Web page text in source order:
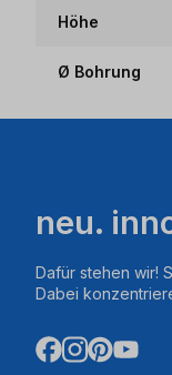
Höhe
Ø Bohrung
neu.
Dafür stehen wir!
Dabei